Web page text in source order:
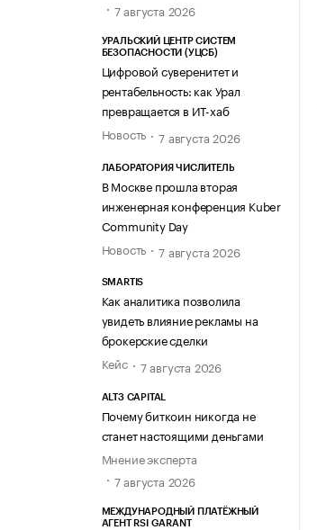
7 августа 2026
УРАЛЬСКИЙ ЦЕНТР СИСТЕМ
БЕЗОПАСНОСТИ (УЦСБ)
Цифровой суверенитет и
рентабельность: как Урал
превращается в ИТ-хаб
Новость
7 августа 2026
ЛАБОРАТОРИЯ ЧИСЛИТЕЛЬ
В Москве прошла вторая
инженерная конференция Kuber
Community Day
Новость
7 августа 2026
SMARTIS
Как аналитика позволила
увидеть влияние рекламы на
брокерские сделки
Кейс
7 августа 2026
ALT3 CAPITAL
Почему биткоин никогда не
станет настоящими деньгами
Мнение эксперта
7 августа 2026
МЕЖДУНАРОДНЫЙ ПЛАТЁЖНЫЙ
АГЕНТ RSI GARANT